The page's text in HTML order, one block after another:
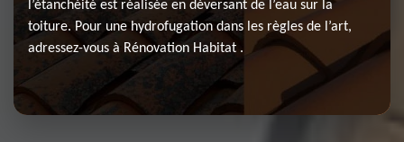
l’étanchéité est réalisée en déversant de l’eau sur la
toiture. Pour une hydrofugation dans les règles de l’art,
adressez-vous à Rénovation Habitat .